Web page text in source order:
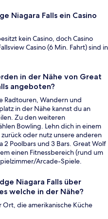
Niagara Falls ein Casino
kein Casino, doch Casino
Casino (6 Min. Fahrt) sind in
in der Nähe von Great
angeboten?
Radtouren, Wandern und
in der Nähe kannst du an
Zu den weiteren
Bowling. Lehn dich in einem
oder nutz unsere anderen
Poolbars und 3 Bars. Great Wolf
einen Fitnessbereich (rund um
Arcade-Spiele.
Niagara Falls über
welche in der Nähe?
Ort, die amerikanische Küche